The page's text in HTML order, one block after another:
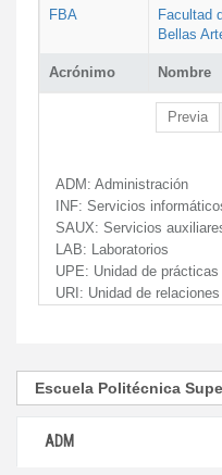
Acrónimo Nombre
FBA
Facultad
Bellas
Previa
ADM: Administración
INF: Servicios
SAUX: Servicios
LAB: Laboratorios
UPE: Unidad de
URI: Unidad de
ADM